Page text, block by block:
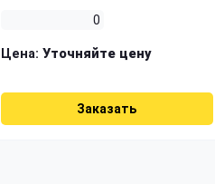
0
Цена: Уточняйте цену
Заказать